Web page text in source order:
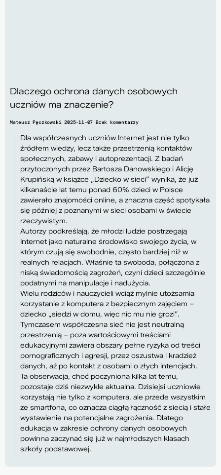
Dlaczego ochrona danych osobowych
uczniów ma znaczenie?
Mateusz Pęczkowski2025-11-07Brak komentarzy
Dla współczesnych uczniów Internet jest nie tylko
źródłem wiedzy, lecz także przestrzenią kontaktów
społecznych, zabawy i autoprezentacji. Z badań
przytoczonych przez Bartosza Danowskiego i Alicję
Krupińską w książce „Dziecko w sieci” wynika, że już
kilkanaście lat temu ponad 60% dzieci w Polsce
zawierało znajomości online, a znaczna część spotykała
się później z poznanymi w sieci osobami w świecie
rzeczywistym.
Autorzy podkreślają, że młodzi ludzie postrzegają
Internet jako naturalne środowisko swojego życia, w
którym czują się swobodnie, często bardziej niż w
realnych relacjach. Właśnie ta swoboda, połączona z
niską świadomością zagrożeń, czyni dzieci szczególnie
podatnymi na manipulacje i nadużycia.
Wielu rodziców i nauczycieli wciąż mylnie utożsamia
korzystanie z komputera z bezpiecznym zajęciem –
dziecko „siedzi w domu, więc nic mu nie grozi”.
Tymczasem współczesna sieć nie jest neutralną
przestrzenią – poza wartościowymi treściami
edukacyjnymi zawiera obszary pełne ryzyka od treści
pornograficznych i agresji, przez oszustwa i kradzież
danych, aż po kontakt z osobami o złych intencjach.
Ta obserwacja, choć poczyniona kilka lat temu,
pozostaje dziś niezwykle aktualna. Dzisiejsi uczniowie
korzystają nie tylko z komputera, ale przede wszystkim
ze smartfona, co oznacza ciągłą łączność z siecią i stałe
wystawienie na potencjalne zagrożenia. Dlatego
edukacja w zakresie ochrony danych osobowych
powinna zaczynać się już w najmłodszych klasach
szkoły podstawowej.